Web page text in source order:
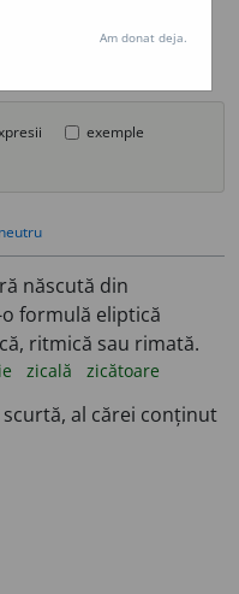
exemple
născută din
formulă eliptică
ritmică sau rimată.
zicală zicătoare
al cărei conținut
Am donat deja.